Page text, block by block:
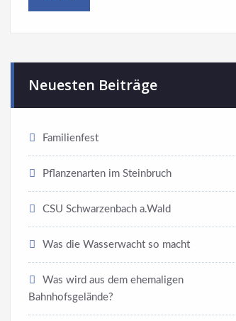
Neuesten Beiträge
Familienfest
Pflanzenarten im Steinbruch
CSU Schwarzenbach a.Wald
Was die Wasserwacht so macht
Was wird aus dem ehemaligen
Bahnhofsgelände?